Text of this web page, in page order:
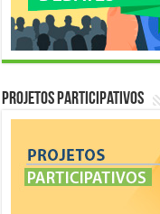
Projetos Participativos